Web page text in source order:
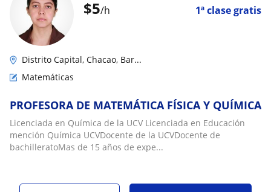
$5/h 1ª clase gratis
Distrito Capital, Chacao, Bar...
Matemáticas
PROFESORA DE MATEMÁTICA FÍSICA Y QUÍMICA
Licenciada en Química de la UCV Licenciada en Educación
mención Química UCVDocente de la UCVDocente de
bachilleratoMas de 15 años de expe...